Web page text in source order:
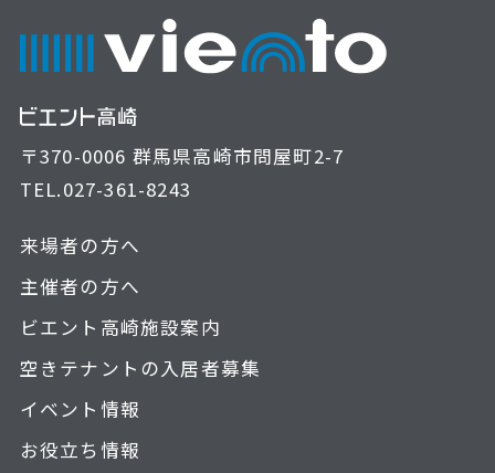
〒370-0006 群馬県高崎市問屋町2-7
TEL.027-361-8243
来場者の方へ
主催者の方へ
ビエント高崎施設案内
空きテナントの入居者募集
イベント情報
お役立ち情報